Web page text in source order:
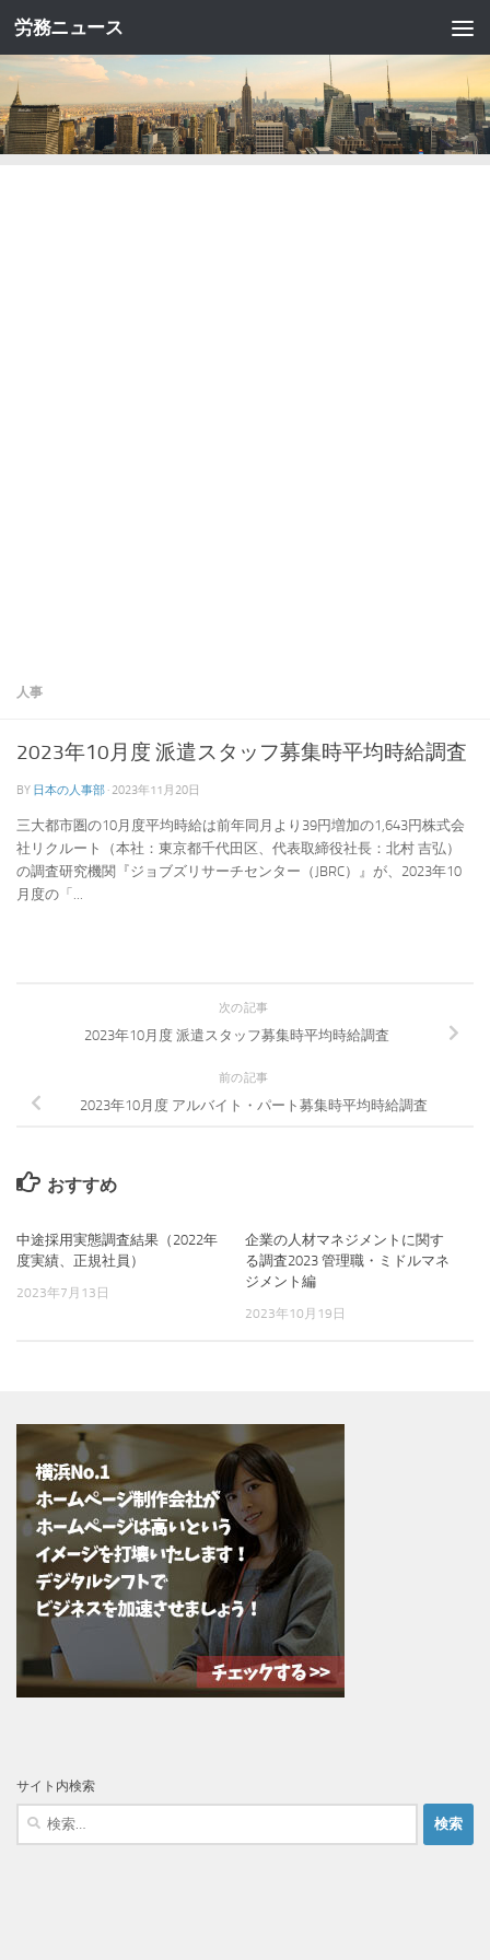
コンテンツへスキップ
労務ニュース
人事
2023年10月度 派遣スタッフ募集時平均時給調査
BY 日本の人事部 · 2023年11月20日
三大都市圏の10月度平均時給は前年同月より39円増加の1,643円株式会
社リクルート（本社：東京都千代田区、代表取締役社長：北村 吉弘）
の調査研究機関『ジョブズリサーチセンター（JBRC）』が、2023年10
月度の「...
次の記事
2023年10月度 派遣スタッフ募集時平均時給調査
前の記事
2023年10月度 アルバイト・パート募集時平均時給調査
おすすめ
中途採用実態調査結果（2022年
度実績、正規社員）
2023年7月13日
企業の人材マネジメントに関す
る調査2023 管理職・ミドルマネ
ジメント編
2023年10月19日
サイト内検索